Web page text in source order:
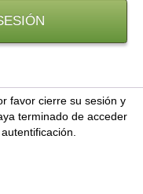
favor cierre su sesión y
terminado de acceder